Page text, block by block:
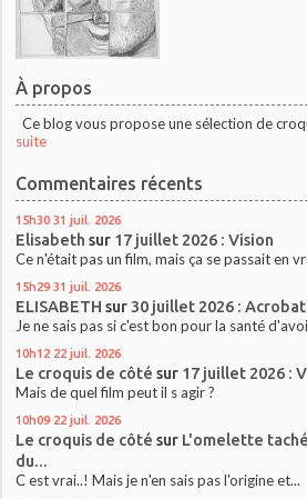
À propos
Ce blog vous propose une sélection de
suite
Commentaires récents
15h30 31 juil. 2026
Elisabeth sur 17 juillet 2026 : Vision
Ce n'était pas un film, mais ça se passait en
15h29 31 juil. 2026
ELISABETH sur 30 juillet 2026 :
Je ne sais pas si c'est bon pour la santé
10h12 22 juil. 2026
Le croquis de côté sur 17 juillet 2026 :
Mais de quel film peut il s agir ?
10h09 22 juil. 2026
Le croquis de côté sur L'omelette
du...
C est vrai..! Mais je n'en sais pas l'origine et...